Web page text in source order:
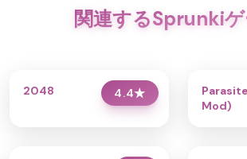
関連するSprunki
4.4★
2048
Mod)